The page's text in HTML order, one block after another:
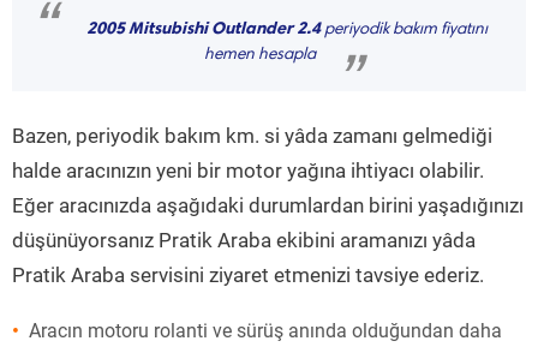
“ 2005 Mitsubishi Outlander 2.4periyodik bakım fiyatını
hemen hesapla
”
Bazen, periyodik bakım km. si yâda zamanı gelmediği
halde aracınızın yeni bir motor yağına ihtiyacı olabilir.
Eğer aracınızda aşağıdaki durumlardan birini yaşadığınızı
düşünüyorsanız Pratik Araba ekibini aramanızı yâda
Pratik Araba servisini ziyaret etmenizi tavsiye ederiz.
Aracın motoru rolanti ve sürüş anında olduğundan daha